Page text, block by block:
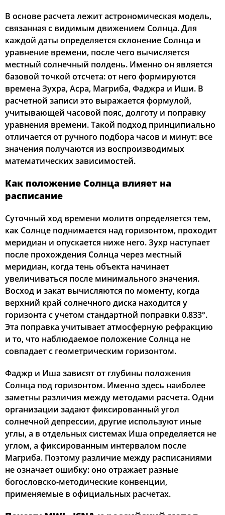
19, Ср 02:47 05:13 12:39 16:38 20:05 22:17
20, Чт 02:51 05:15 12:39 16:37 20:02 22:13
02:54 05:17 12:39 16:36 20:00 22:09
02:58 05:19 12:39 16:34 19:57 22:05
23, Вс 03:02 05:21 12:38 16:33 19:55
24, Пн 03:05 05:23 12:38 16:31 19:52 21:58
25, Вт 03:09 05:25 12:38 16:30 19:50
27, Чт 03:15
28, Пт 03:19 05:31 12:37 16:25 19:42 21:43
29, Сб 03:22 05:33 12:37 16:24 19:39 21:39
30, Вс 03:25 05:35 12:36 16:22 19:37
03:28 05:37 12:36 16:21 19:34 21:32
В основе расчета лежит астрономическая модель,
связанная с видимым движением Солнца. Для
каждой даты определяется склонение Солнца и
уравнение времени, после чего вычисляется
местный солнечный полдень. Именно он является
базовой точкой отсчета: от него формируются
времена Зухра, Асра, Магриба, Фаджра и Иши. В
расчетной записи это выражается формулой,
учитывающей часовой пояс, долготу и поправку
уравнения времени. Такой подход принципиально
отличается от ручного подбора часов и минут: все
значения получаются из воспроизводимых
математических зависимостей.
Как положение Солнца влияет на
расписание
Суточный ход времени молитв определяется тем,
как Солнце поднимается над горизонтом, проходит
меридиан и опускается ниже него. Зухр наступает
после прохождения Солнца через местный
меридиан, когда тень объекта начинает
увеличиваться после минимального значения.
Восход и закат вычисляются по моменту, когда
верхний край солнечного диска находится у
горизонта с учетом стандартной поправки 0.833°.
Эта поправка учитывает атмосферную рефракцию
и то, что наблюдаемое положение Солнца не
совпадает с геометрическим горизонтом.
Фаджр и Иша зависят от глубины положения
Солнца под горизонтом. Именно здесь наиболее
заметны различия между методами расчета. Одни
организации задают фиксированный угол
солнечной депрессии, другие используют иные
углы, а в отдельных системах Иша определяется не
углом, а фиксированным интервалом после
Магриба. Поэтому различие между расписаниями
не означает ошибку: оно отражает разные
богословско-методические конвенции,
применяемые в официальных расчетах.